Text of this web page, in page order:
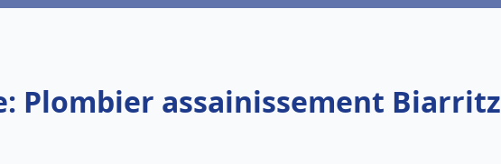
Plombier assainissement Biarritz